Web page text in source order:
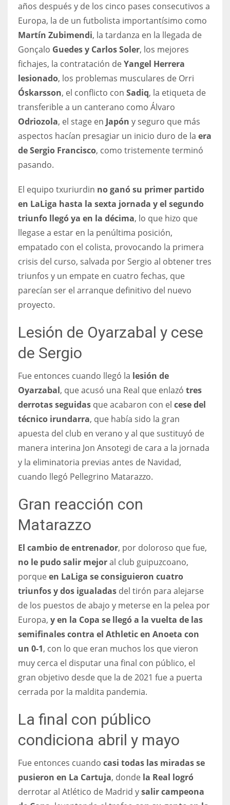
OAK
19
NYG
24
MIA
17
WSH
26
años después y de los cinco pases consecutivos a
Europa, la de un futbolista importantísimo como
Martín Zubimendi, la tardanza en la llegada de
Gonçalo Guedes y Carlos Soler, los mejores
fichajes, la contratación deYangel Herrera
lesionado, los problemas musculares de Orri
Óskarsson, el conflicto con Sadiq, la etiqueta de
transferible a un canterano como Álvaro
Odriozola, el stage en Japón y seguro que más
aspectos hacían presagiar un inicio duro de la era
de Sergio Francisco, como tristemente terminó
pasando.
El equipo txuriurdin no ganó su primer partido
en LaLiga hasta la sexta jornada y el segundo
triunfo llegó ya en la décima, lo que hizo que
llegase a estar en la penúltima posición,
empatado con el colista, provocando la primera
crisis del curso, salvada por Sergio al obtener tres
triunfos y un empate en cuatro fechas, que
parecían ser el arranque definitivo del nuevo
proyecto.
Lesión de Oyarzabal y cese
de Sergio
Fue entonces cuando llegó la lesión de
Oyarzabal, que acusó una Real que enlazó tres
derrotas seguidas que acabaron con el cese del
técnico irundarra, que había sido la gran
apuesta del club en verano y al que sustituyó de
manera interina Jon Ansotegi de cara a la jornada
y la eliminatoria previas antes de Navidad,
cuando llegó Pellegrino Matarazzo.
Gran reacción con
Matarazzo
El cambio de entrenador, por doloroso que fue,
no le pudo salir mejoral club guipuzcoano,
porqueen LaLiga se consiguieron cuatro
triunfos y dos igualadas del tirón para alejarse
de los puestos de abajo y meterse en la pelea por
Europa, y en la Copa se llegó a la vuelta de las
semifinales contra el Athletic en Anoeta con
un 0-1, con lo que eran muchos los que vieron
muy cerca el disputar una final con público, el
gran objetivo desde que la de 2021 fue a puerta
cerrada por la maldita pandemia.
La final con público
condiciona abril y mayo
Fue entonces cuando casi todas las miradas se
pusieron en La Cartuja, donde la Real logró
derrotar al Atlético de Madrid ysalir campeona